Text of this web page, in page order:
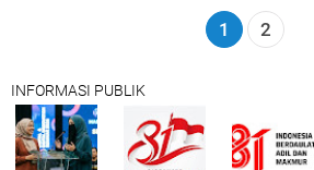
1 2
INFORMASI PUBLIK